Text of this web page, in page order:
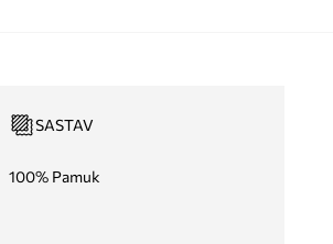
SASTAV
100% Pamuk